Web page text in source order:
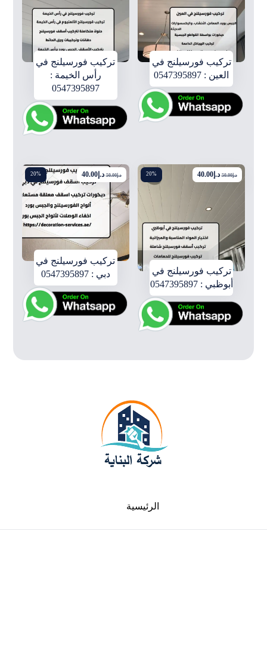
تركيب فورسيلنج في
العين : 0547395897
تركيب فورسيلنج في
رأس الخيمة :
0547395897
20%
تركيب فورسيلنج في
أبوظبي : 0547395897
د.إ50.00 د.إ40.00
20%
تركيب فورسيلنج في
دبي : 0547395897
د.إ50.00 د.إ40.00
الرئيسية